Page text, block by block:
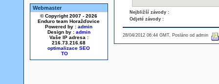
Webmaster
© Copyright 2007 - 2026
Enduro team Horažďovice
Powered by : admin
Design by : admin
Vaše IP adresa :
216.73.216.68
optimalizace SEO
Nejbližší závody :
Odjeté závody :
28/04/2012 06:44 GMT, Posláno od admin